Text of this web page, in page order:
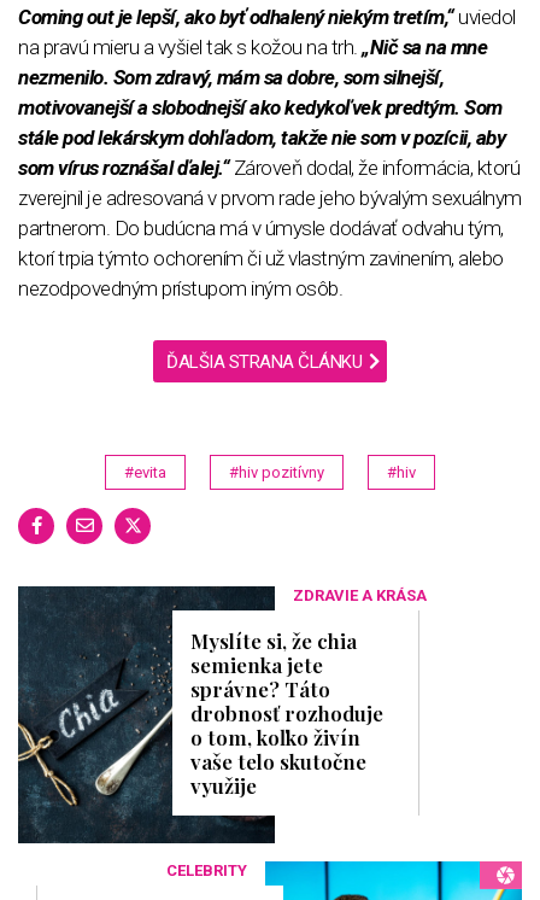
Coming out je lepší, ako byť odhalený niekým tretím,“uviedol
na pravú mieru a vyšiel tak s kožou na trh. „Nič sa na mne
nezmenilo. Som zdravý, mám sa dobre, som silnejší,
motivovanejší a slobodnejší ako kedykoľvek predtým. Som
stále pod lekárskym dohľadom, takže nie som v pozícii, aby
som vírus roznášal ďalej.“Zároveň dodal, že informácia, ktorú
zverejnil je adresovaná v prvom rade jeho bývalým sexuálnym
partnerom. Do budúcna má v úmysle dodávať odvahu tým,
ktorí trpia týmto ochorením či už vlastným zavinením, alebo
nezodpovedným prístupom iným osôb.
ĎALŠIA STRANA ČLÁNKU
#evita #hiv pozitívny #hiv
ZDRAVIE A KRÁSA
Myslíte si, že chia
semienka jete
správne? Táto
drobnosť rozhoduje
o tom, koľko živín
vaše telo skutočne
využije
CELEBRITY